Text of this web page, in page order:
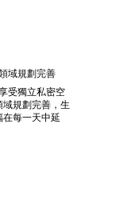
域規劃完善
受獨立私密空
規劃完善，生
每一天中延